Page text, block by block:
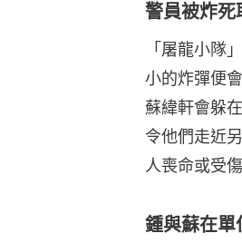
警員被炸死
「屠龍小隊
小的炸彈便
蘇緯軒會躲
令他們走近
人喪命或受
鍾與蘇在單